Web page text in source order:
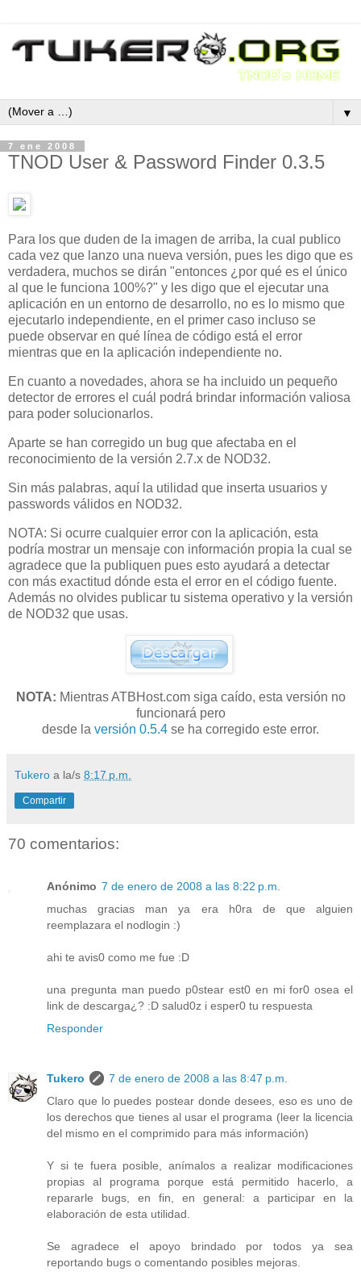
▼
7 ene 2008
TNOD User & Password Finder 0.3.5
Para los que duden de la imagen de arriba, la cual publico
cada vez que lanzo una nueva versión, pues les digo que es
verdadera, muchos se dirán "entonces ¿por qué es el único
al que le funciona 100%?" y les digo que el ejecutar una
aplicación en un entorno de desarrollo, no es lo mismo que
ejecutarlo independiente, en el primer caso incluso se
puede observar en qué línea de código está el error
mientras que en la aplicación independiente no.
En cuanto a novedades, ahora se ha incluido un pequeño
detector de errores el cuál podrá brindar información valiosa
para poder solucionarlos.
Aparte se han corregido un bug que afectaba en el
reconocimiento de la versión 2.7.x de NOD32.
Sin más palabras, aquí la utilidad que inserta usuarios y
passwords válidos en NOD32.
NOTA: Si ocurre cualquier error con la aplicación, esta
podría mostrar un mensaje con información propia la cual se
agradece que la publiquen pues esto ayudará a detectar
con más exactitud dónde esta el error en el código fuente.
Además no olvides publicar tu sistema operativo y la versión
de NOD32 que usas.
NOTA: Mientras ATBHost.com siga caído, esta versión no
funcionará pero
desde la versión 0.5.4 se ha corregido este error.
Tukero a la/s 8:17 p.m.
Compartir
70 comentarios:
Anónimo 7 de enero de 2008 a las 8:22 p.m.
muchas gracias man ya era h0ra de que alguien
reemplazara el nodlogin :)
ahi te avis0 como me fue :D
una pregunta man puedo p0stear est0 en mi for0 osea el
link de descarga¿? :D salud0z i esper0 tu respuesta
Responder
Tukero
7 de enero de 2008 a las 8:47 p.m.
Claro que lo puedes postear donde desees, eso es uno de
los derechos que tienes al usar el programa (leer la licencia
del mismo en el comprimido para más información)
Y si te fuera posible, anímalos a realizar modificaciones
propias al programa porque está permitido hacerlo, a
repararle bugs, en fin, en general: a participar en la
elaboración de esta utilidad.
Se agradece el apoyo brindado por todos ya sea
reportando bugs o comentando posibles mejoras.